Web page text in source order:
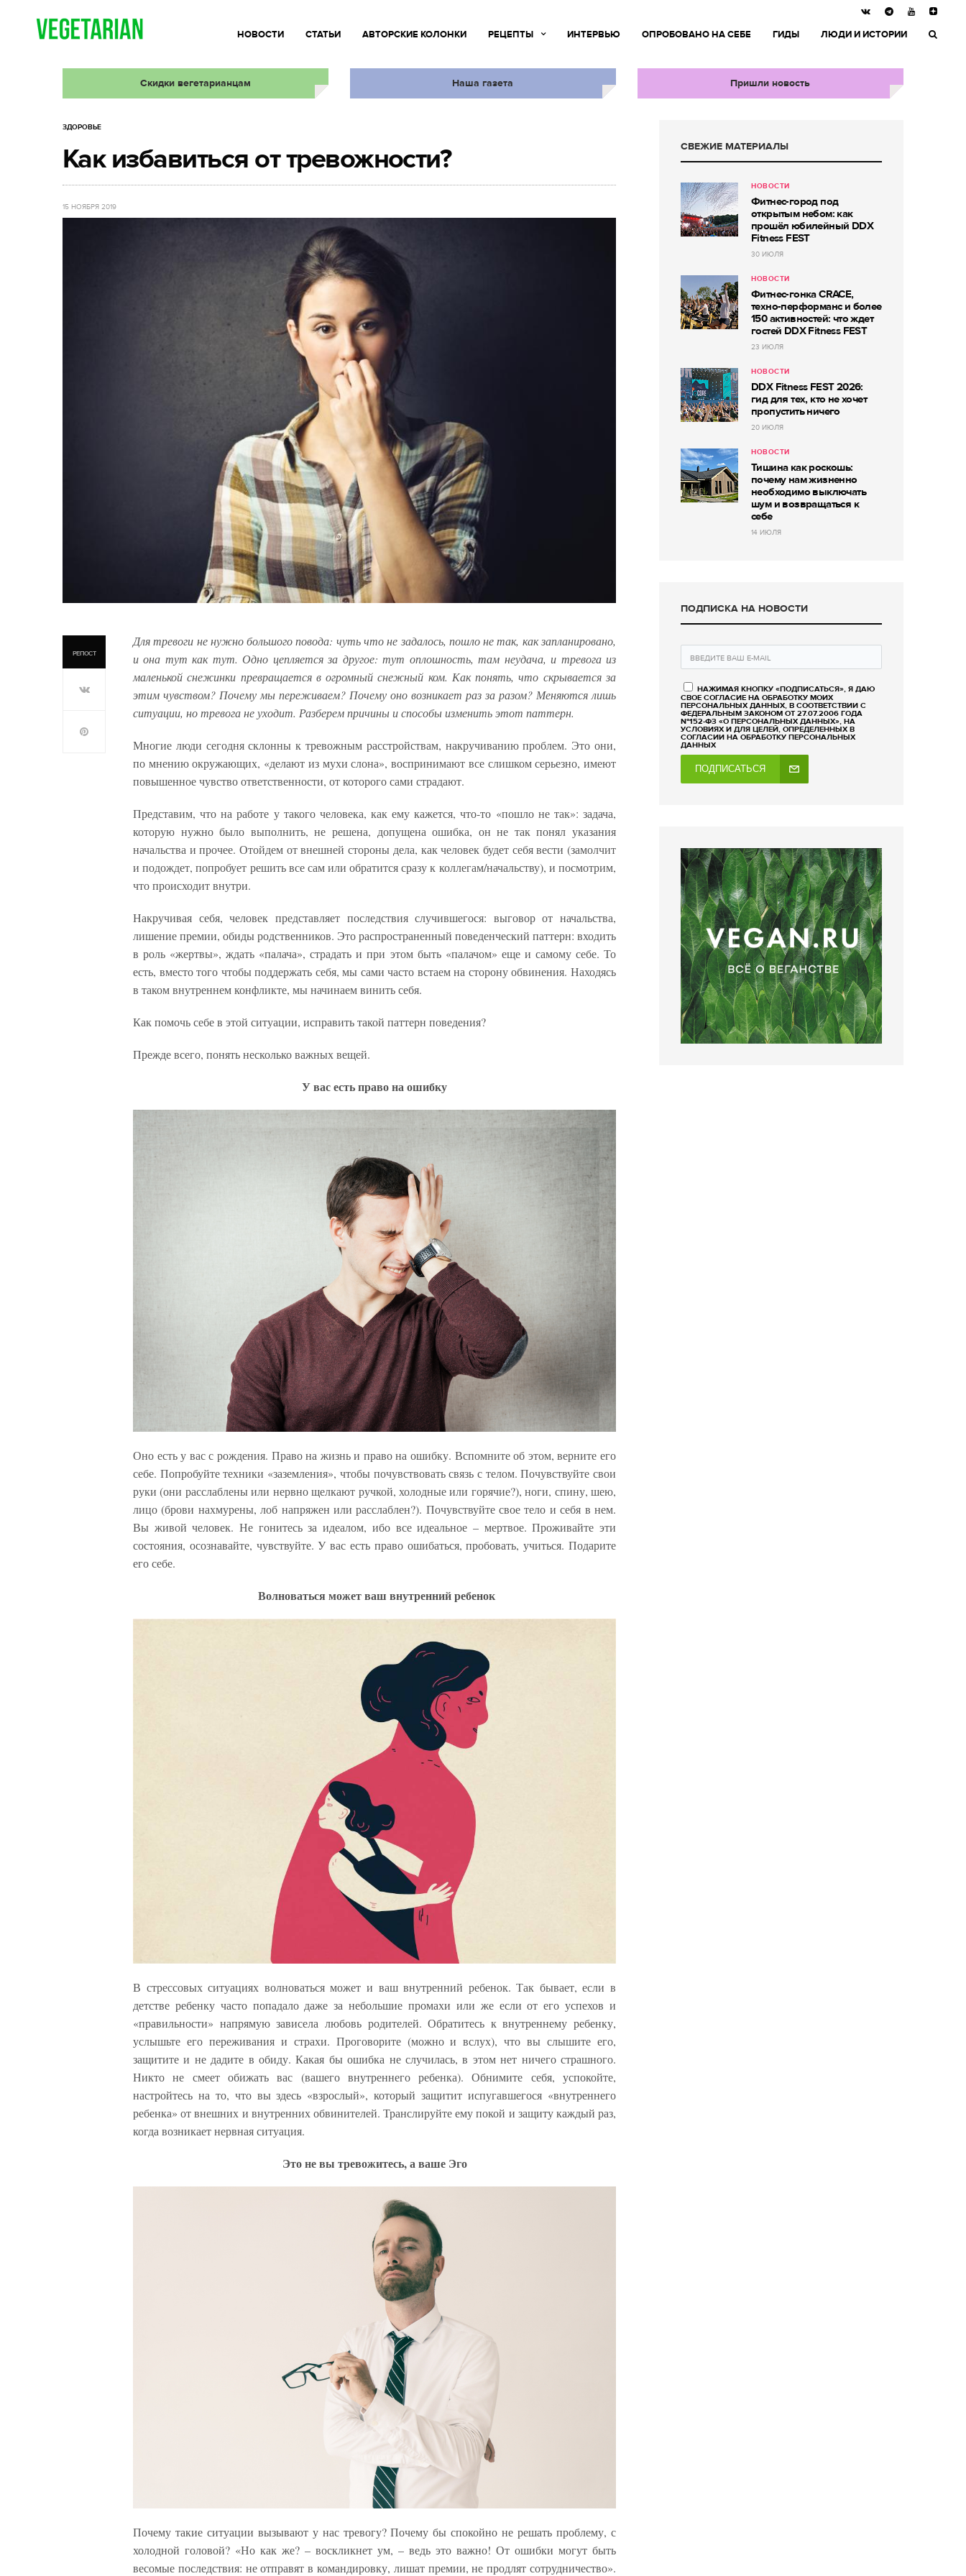
НОВОСТИ СТАТЬИ АВТОРСКИЕ КОЛОНКИ РЕЦЕПТЫ ИНТЕРВЬЮ ОПРОБОВАНО НА СЕБЕ ГИДЫ ЛЮДИ И ИСТОРИИ
Скидки вегетарианцам Наша газета Пришли новость
ЗДОРОВЬЕ
Как избавиться от тревожности?
15 НОЯБРЯ 2019
РЕПОСТ
Для тревоги не нужно большого повода: чуть что не задалось, пошло не так, как запланировано,
и она тут как тут. Одно цепляется за другое: тут оплошность, там неудача, и тревога из
маленькой снежинки превращается в огромный снежный ком. Как понять, что скрывается за
этим чувством? Почему мы переживаем? Почему оно возникает раз за разом? Меняются лишь
ситуации, но тревога не уходит. Разберем причины и способы изменить этот паттерн.
Многие люди сегодня склонны к тревожным расстройствам, накручиванию проблем. Это они,
по мнению окружающих, «делают из мухи слона», воспринимают все слишком серьезно, имеют
повышенное чувство ответственности, от которого сами страдают.
Представим, что на работе у такого человека, как ему кажется, что-то «пошло не так»: задача,
которую нужно было выполнить, не решена, допущена ошибка, он не так понял указания
начальства и прочее. Отойдем от внешней стороны дела, как человек будет себя вести (замолчит
и подождет, попробует решить все сам или обратится сразу к коллегам/начальству), и посмотрим,
что происходит внутри.
Накручивая себя, человек представляет последствия случившегося: выговор от начальства,
лишение премии, обиды родственников. Это распространенный поведенческий паттерн: входить
в роль «жертвы», ждать «палача», страдать и при этом быть «палачом» еще и самому себе. То
есть, вместо того чтобы поддержать себя, мы сами часто встаем на сторону обвинения. Находясь
в таком внутреннем конфликте, мы начинаем винить себя.
Как помочь себе в этой ситуации, исправить такой паттерн поведения?
Прежде всего, понять несколько важных вещей.
У вас есть право на ошибку
Оно есть у вас с рождения. Право на жизнь и право на ошибку. Вспомните об этом, верните его
себе. Попробуйте техники «заземления», чтобы почувствовать связь с телом. Почувствуйте свои
руки (они расслаблены или нервно щелкают ручкой, холодные или горячие?), ноги, спину, шею,
лицо (брови нахмурены, лоб напряжен или расслаблен?). Почувствуйте свое тело и себя в нем.
Вы живой человек. Не гонитесь за идеалом, ибо все идеальное – мертвое. Проживайте эти
состояния, осознавайте, чувствуйте. У вас есть право ошибаться, пробовать, учиться. Подарите
его себе.
Волноваться может ваш внутренний ребенок
В стрессовых ситуациях волноваться может и ваш внутренний ребенок. Так бывает, если в
детстве ребенку часто попадало даже за небольшие промахи или же если от его успехов и
«правильности» напрямую зависела любовь родителей. Обратитесь к внутреннему ребенку,
услышьте его переживания и страхи. Проговорите (можно и вслух), что вы слышите его,
защитите и не дадите в обиду. Какая бы ошибка не случилась, в этом нет ничего страшного.
Никто не смеет обижать вас (вашего внутреннего ребенка). Обнимите себя, успокойте,
настройтесь на то, что вы здесь «взрослый», который защитит испугавшегося «внутреннего
ребенка» от внешних и внутренних обвинителей. Транслируйте ему покой и защиту каждый раз,
когда возникает нервная ситуация.
Это не вы тревожитесь, а ваше Эго
Почему такие ситуации вызывают у нас тревогу? Почему бы спокойно не решать проблему, с
холодной головой? «Но как же? – воскликнет ум, – ведь это важно! От ошибки могут быть
весомые последствия: не отправят в командировку, лишат премии, не продлят сотрудничество».
СВЕЖИЕ МАТЕРИАЛЫ
НОВОСТИ
Фитнес-город под
открытым небом: как
прошёл юбилейный DDX
Fitness FEST
30 ИЮЛЯ
НОВОСТИ
Фитнес-гонка CRACE,
техно-перформанс и более
150 активностей: что ждет
гостей DDX Fitness FEST
23 ИЮЛЯ
НОВОСТИ
DDX Fitness FEST 2026:
гид для тех, кто не хочет
пропустить ничего
20 ИЮЛЯ
НОВОСТИ
Тишина как роскошь:
почему нам жизненно
необходимо выключать
шум и возвращаться к
себе
14 ИЮЛЯ
ПОДПИСКА НА НОВОСТИ
НАЖИМАЯ КНОПКУ «ПОДПИСАТЬСЯ», Я ДАЮ
СВОЕ СОГЛАСИЕ НА ОБРАБОТКУ МОИХ
ПЕРСОНАЛЬНЫХ ДАННЫХ, В СООТВЕТСТВИИ С
ФЕДЕРАЛЬНЫМ ЗАКОНОМ ОТ 27.07.2006 ГОДА
№152-ФЗ «О ПЕРСОНАЛЬНЫХ ДАННЫХ», НА
УСЛОВИЯХ И ДЛЯ ЦЕЛЕЙ, ОПРЕДЕЛЕННЫХ В
СОГЛАСИИ НА ОБРАБОТКУ ПЕРСОНАЛЬНЫХ
ДАННЫХ
ПОДПИСАТЬСЯ